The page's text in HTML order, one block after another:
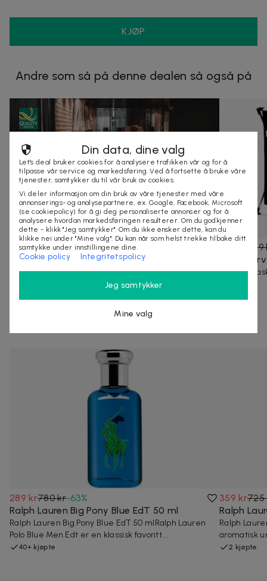
KJØP
Andre som så på denne dealen så også på
1 295 kr1 895 kr-32%
1 natt for 2 inkl. spa & frokost på Quality The
Box Hotel i Linköping
600 kvadratmeter stort spa
4,3 (99)
Praktisk
289 kr780 kr-63%
Ralph Lauren Big Pony Blue EdT 50 ml
Ralph Lauren Big Pony Blue EdT 50 mlRalph Lauren
Polo Blue Men Edt er en klassisk favoritt...
40+ kjøpte
359 kr725
Ralph
Ralph
aromatisk
2 kjøpte
Din data, dine valg
Let's deal bruker cookies for å analysere trafikken vår og for å
tilpasse vår service og markedsføring. Ved å fortsette å bruke våre
tjenester, samtykker du til vår bruk av cookies.
Vi deler informasjon om din bruk av våre tjenester med våre
annonserings- og analysepartnere, ex. Google, Facebook, Microsoft
(se cookiepolicy) for å gi deg personaliserte annonser og for å
analysere hvordan markedsføringen resulterer. Om du godkjenner
dette - klikk "Jeg samtykker". Om du ikke ønsker dette, kan du
klikke nei under "Mine valg". Du kan når som helst trekke tilbake ditt
samtykke under innstillingene dine.
Cookie policy Integritetspolicy
Jeg samtykker
Mine valg